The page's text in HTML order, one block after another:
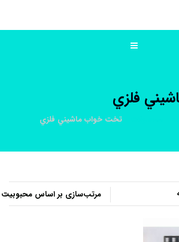
فلزي
تخت خواب ماشيني فلزي